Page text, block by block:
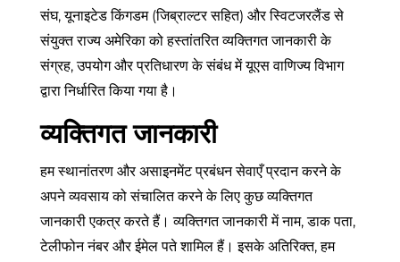
संघ, यूनाइटेड किंगडम (जिब्राल्टर सहित) और स्विटजरलैंड से
संयुक्त राज्य अमेरिका को हस्तांतरित व्यक्तिगत जानकारी के
संग्रह, उपयोग और प्रतिधारण के संबंध में यूएस वाणिज्य विभाग
द्वारा निर्धारित किया गया है।
व्यक्तिगत जानकारी
हम स्थानांतरण और असाइनमेंट प्रबंधन सेवाएँ प्रदान करने के
अपने व्यवसाय को संचालित करने के लिए कुछ व्यक्तिगत
जानकारी एकत्र करते हैं। व्यक्तिगत जानकारी में नाम, डाक पता,
टेलीफोन नंबर और ईमेल पते शामिल हैं। इसके अतिरिक्त, हम